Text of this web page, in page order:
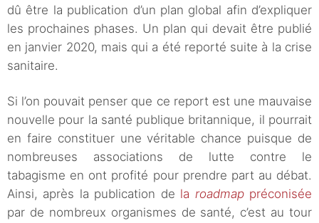
dû être la publication d’un plan global afin d’expliquer
les prochaines phases. Un plan qui devait être publié
en janvier 2020, mais qui a été reporté suite à la crise
sanitaire.
Si l’on pouvait penser que ce report est une mauvaise
nouvelle pour la santé publique britannique, il pourrait
en faire constituer une véritable chance puisque de
nombreuses associations de lutte contre le
tabagisme en ont profité pour prendre part au débat.
Ainsi, après la publication de la roadmappréconisée
par de nombreux organismes de santé, c’est au tour